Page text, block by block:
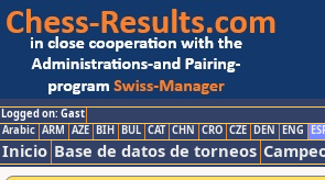
Logged on: Gast
Arabic ARM AZE BIH BUL CAT CHN CRO CZE DEN ENG
Inicio Base de datos de torneos